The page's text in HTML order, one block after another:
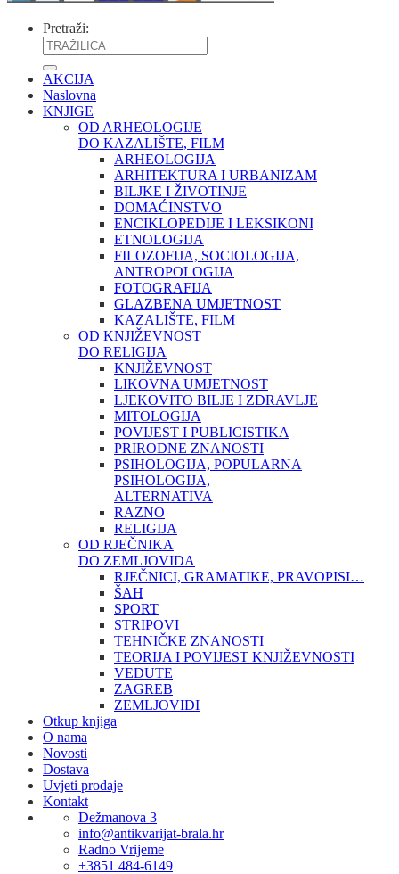
Pretraži:
AKCIJA
Naslovna
KNJIGE
OD ARHEOLOGIJE
DO KAZALIŠTE, FILM
ARHEOLOGIJA
ARHITEKTURA I URBANIZAM
BILJKE I ŽIVOTINJE
DOMAĆINSTVO
ENCIKLOPEDIJE I LEKSIKONI
ETNOLOGIJA
FILOZOFIJA, SOCIOLOGIJA,
ANTROPOLOGIJA
FOTOGRAFIJA
GLAZBENA UMJETNOST
KAZALIŠTE, FILM
OD KNJIŽEVNOST
DO RELIGIJA
KNJIŽEVNOST
LIKOVNA UMJETNOST
LJEKOVITO BILJE I ZDRAVLJE
MITOLOGIJA
POVIJEST I PUBLICISTIKA
PRIRODNE ZNANOSTI
PSIHOLOGIJA, POPULARNA
PSIHOLOGIJA,
ALTERNATIVA
RAZNO
RELIGIJA
OD RJEČNIKA
DO ZEMLJOVIDA
RJEČNICI, GRAMATIKE, PRAVOPISI…
ŠAH
SPORT
STRIPOVI
TEHNIČKE ZNANOSTI
TEORIJA I POVIJEST KNJIŽEVNOSTI
VEDUTE
ZAGREB
ZEMLJOVIDI
Otkup knjiga
O nama
Novosti
Dostava
Uvjeti prodaje
Kontakt
Dežmanova 3
info@antikvarijat-brala.hr
Radno Vrijeme
+3851 484-6149